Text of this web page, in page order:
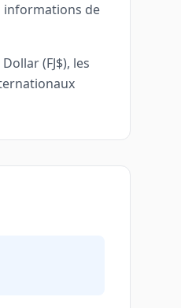
informations de
(FJ$), les